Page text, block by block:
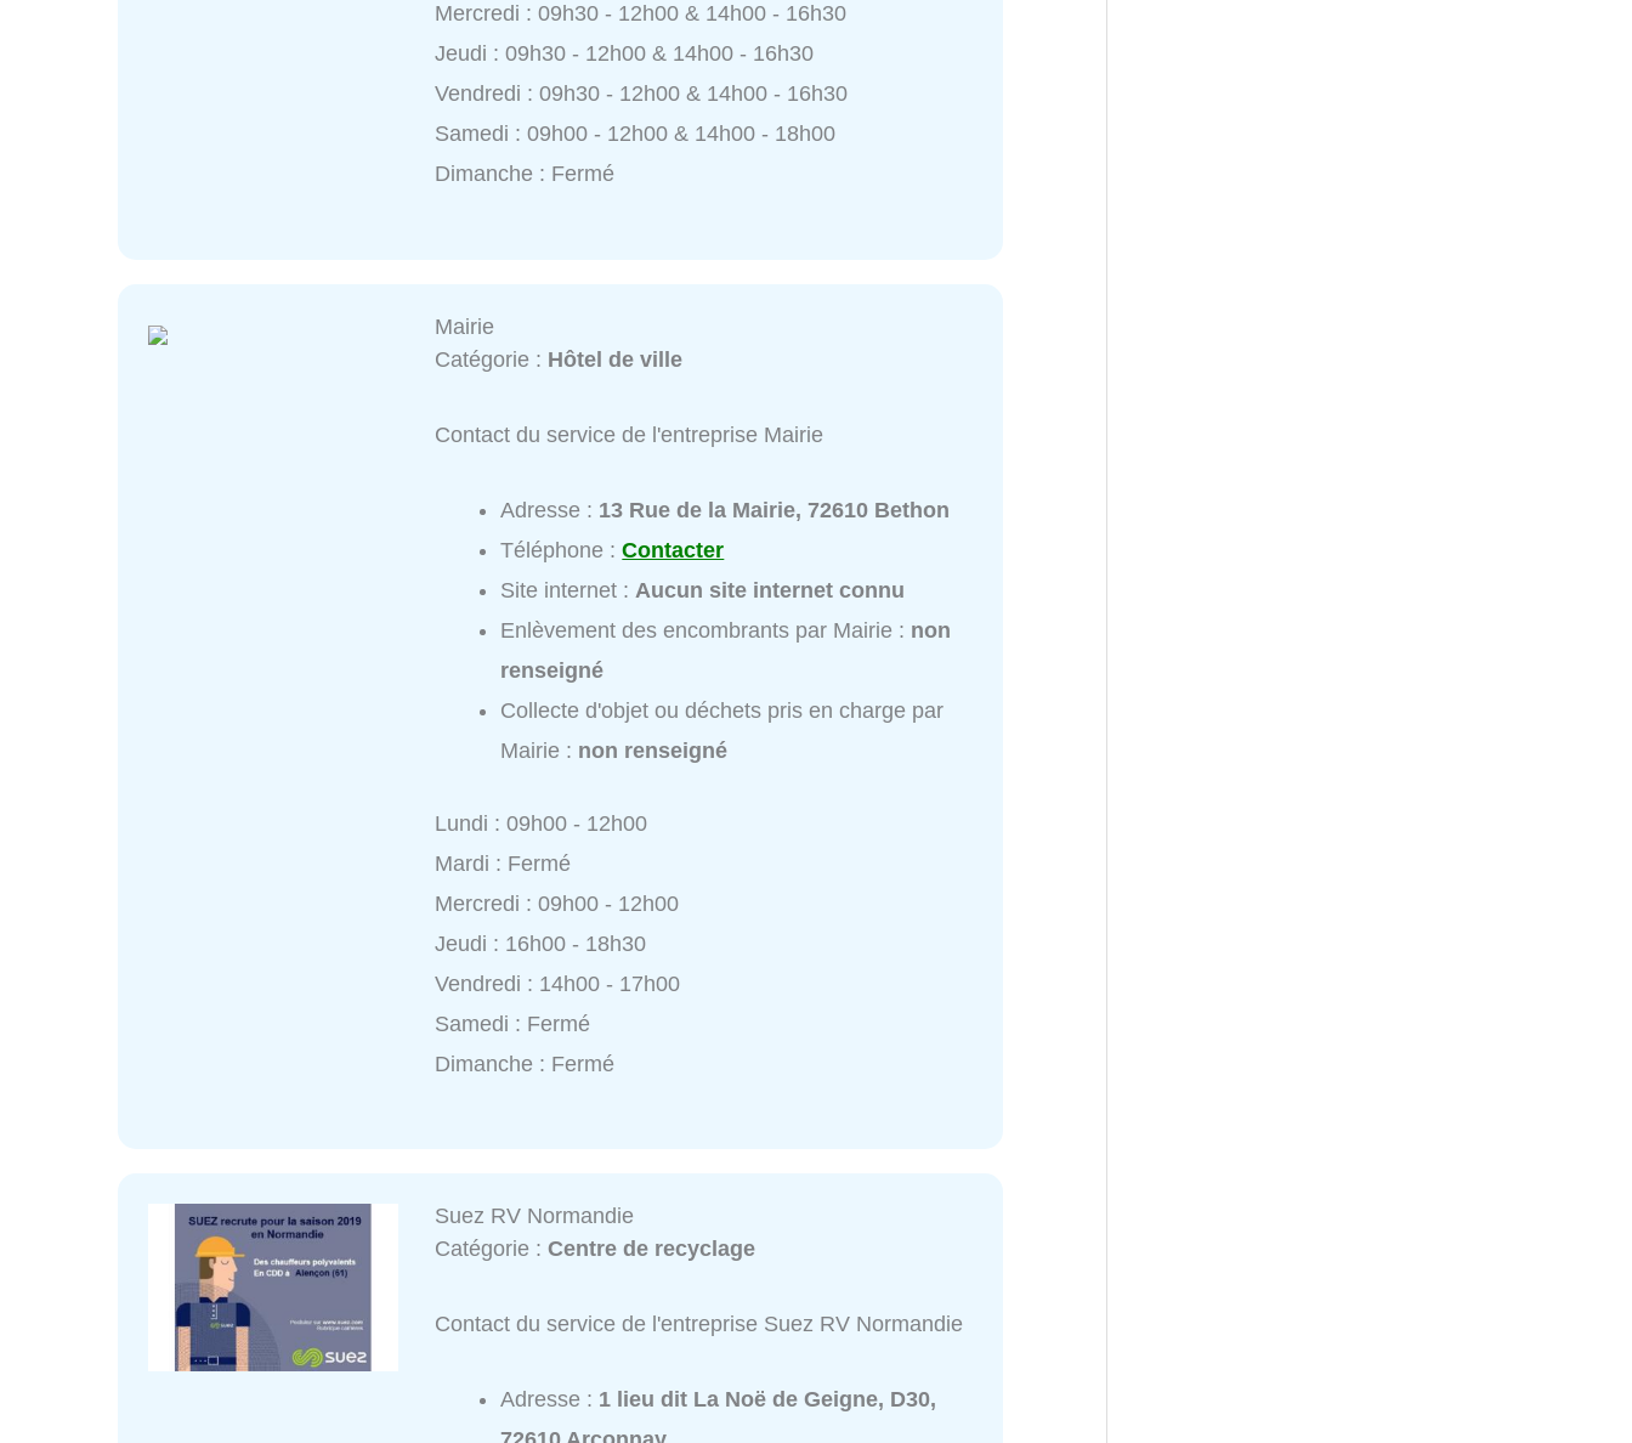
Mercredi : 09h30 - 12h00 & 14h00 - 16h30
Jeudi : 09h30 - 12h00 & 14h00 - 16h30
Vendredi : 09h30 - 12h00 & 14h00 - 16h30
Samedi : 09h00 - 12h00 & 14h00 - 18h00
Dimanche : Fermé
Mairie
Catégorie : Hôtel de ville
Contact du service de l'entreprise Mairie
Adresse : 13 Rue de la Mairie, 72610 Bethon
Téléphone :Contacter
Site internet : Aucun site internet connu
Enlèvement des encombrants par Mairie : non
renseigné
Collecte d'objet ou déchets pris en charge par
Mairie : non renseigné
Lundi : 09h00 - 12h00
Mardi : Fermé
Mercredi : 09h00 - 12h00
Jeudi : 16h00 - 18h30
Vendredi : 14h00 - 17h00
Samedi : Fermé
Dimanche : Fermé
Suez RV Normandie
Catégorie :Centre de recyclage
Contact du service de l'entreprise Suez RV Normandie
Adresse : 1 lieu dit La Noë de Geigne, D30,